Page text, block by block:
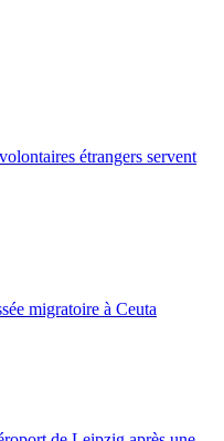
étrangers servent
migratoire à Ceuta